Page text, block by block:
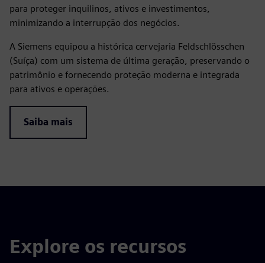
para proteger inquilinos, ativos e investimentos,
minimizando a interrupção dos negócios.
A Siemens equipou a histórica cervejaria Feldschlösschen
(Suíça) com um sistema de última geração, preservando o
patrimônio e fornecendo proteção moderna e integrada
para ativos e operações.
Saiba mais
Explore os recursos